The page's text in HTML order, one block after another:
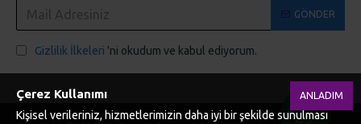
GÖNDER
Gizlilik İlkeleri 'ni okudum ve kabul ediyorum.
ANLADIM
Çerez Kullanımı
Kişisel verileriniz, hizmetlerimizin daha iyi bir şekilde sunulması